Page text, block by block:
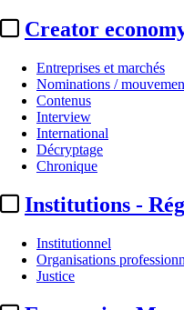
Creator
Entreprises et marchés
Nominations /
Contenus
Interview
International
Décryptage
Chronique
Institutions -
Institutionnel
Organisations
Justice